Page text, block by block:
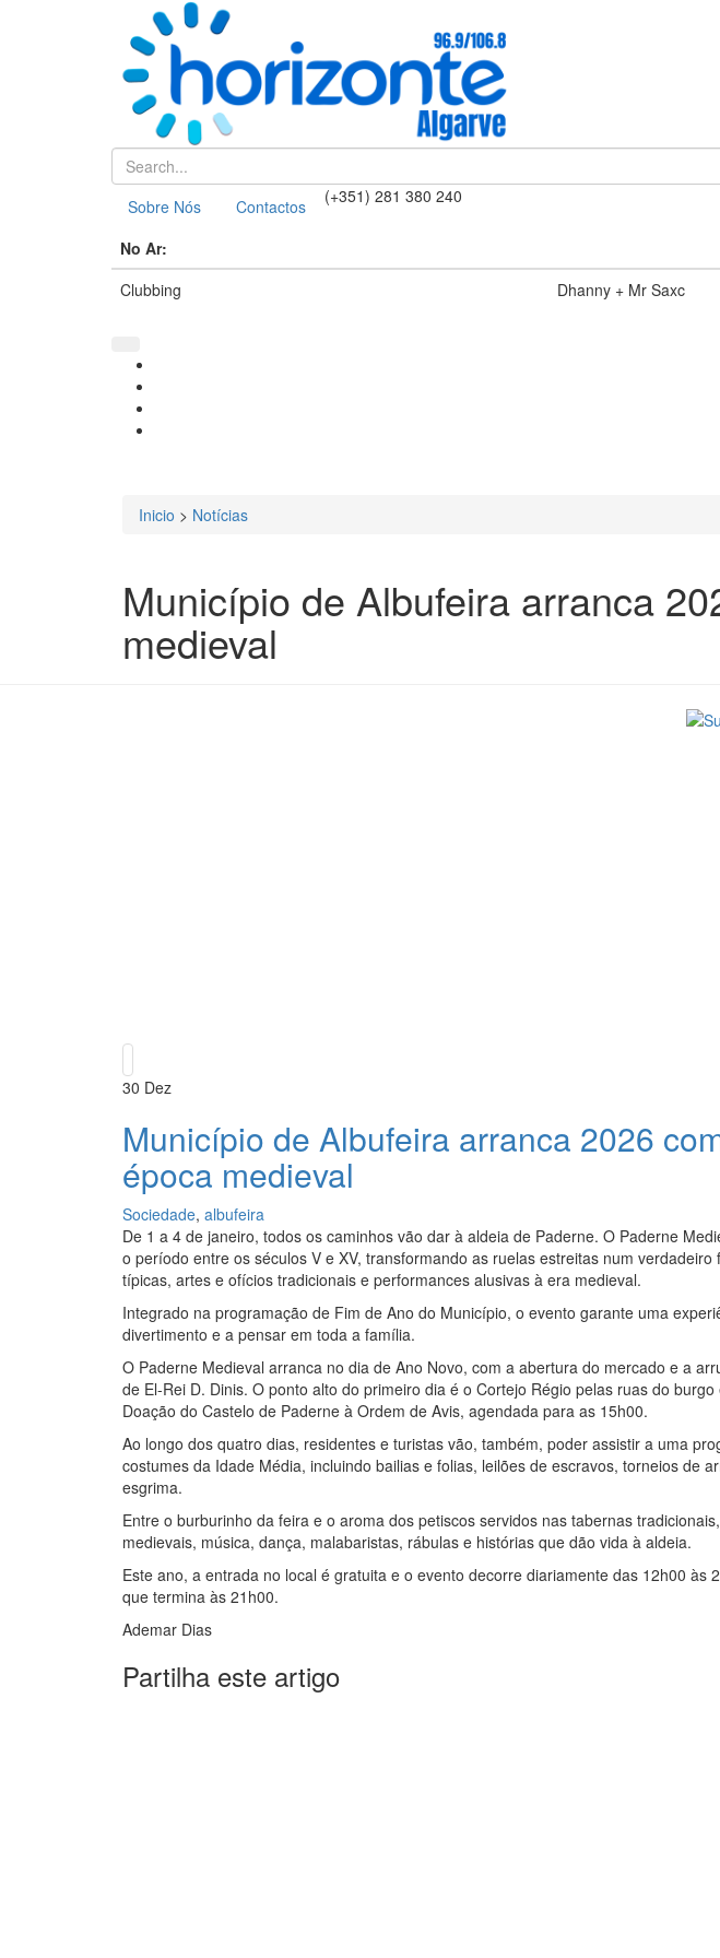
Sobre Nós Contactos (+351) 281 380 240
No Ar:
Clubbing
Dhanny + Mr Saxc
Está aqui
Inicio > Notícias
Município de Albufeira arranca
medieval
30 Dez
Município de Albufeira arranca 2026
época medieval
Sociedade, albufeira
De 1 a 4 de janeiro, todos os caminhos vão dar à aldeia de Paderne. O Paderne
o período entre os séculos V e XV, transformando as ruelas estreitas num
típicas, artes e ofícios tradicionais e performances alusivas à era medieval.
Integrado na programação de Fim de Ano do Município, o evento garante uma
divertimento e a pensar em toda a família.
O Paderne Medieval arranca no dia de Ano Novo, com a abertura do mercado e a
de El-Rei D. Dinis. O ponto alto do primeiro dia é o Cortejo Régio pelas ruas do
Doação do Castelo de Paderne à Ordem de Avis, agendada para as 15h00.
Ao longo dos quatro dias, residentes e turistas vão, também, poder assistir a uma
costumes da Idade Média, incluindo bailias e folias, leilões de escravos, torneios de
esgrima.
Entre o burburinho da feira e o aroma dos petiscos servidos nas tabernas
medievais, música, dança, malabaristas, rábulas e histórias que dão vida à aldeia.
Este ano, a entrada no local é gratuita e o evento decorre diariamente das 12h00 às
que termina às 21h00.
Ademar Dias
Partilha este artigo